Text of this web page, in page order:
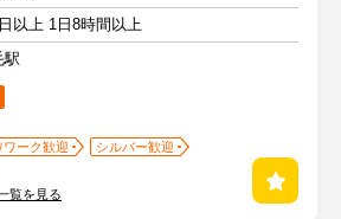
以上 1日8時間以上
駅
ワーク歓迎
シルバー歓迎
覧を見る